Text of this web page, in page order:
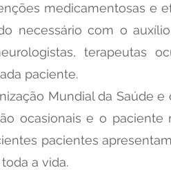
medicamentosas e
necessário com o
terapeutas
paciente.
Mundial da Saúde
ocasionais e o paciente
pacientes apresentam
a vida.